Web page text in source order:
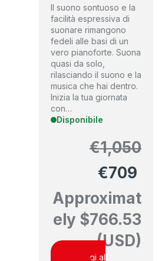
Il suono sontuoso e la
facilità espressiva di
suonare rimangono
fedeli alle basi di un
vero pianoforte. Suona
quasi da solo,
rilasciando il suono e la
musica che hai dentro.
Inizia la tua giornata
con…
Disponibile
€1,050
€709
Approximat
ely $766.53
(USD)
Aggiungi al